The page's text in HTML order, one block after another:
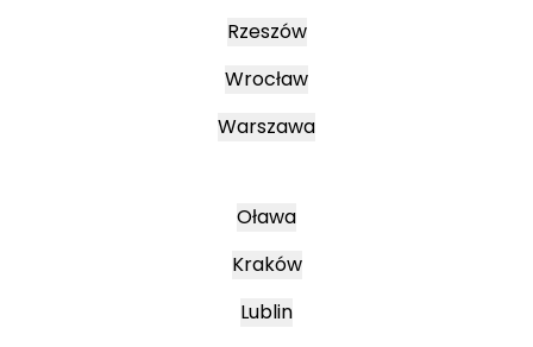
Rzeszów
Wrocław
Warszawa
Oława
Kraków
Lublin